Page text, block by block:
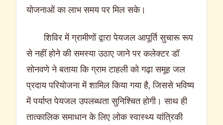
योजनाओं का लाभ समय पर मिल सके।
शिविर में ग्रामीणों द्वारा पेयजल आपूर्ति सुचारू रूप
से नहीं होने की समस्या उठाए जाने पर कलेक्टर डॉ
सोनवणे ने बताया कि ग्राम टाहली को गढ़ा समूह जल
प्रदाय परियोजना में शामिल किया गया है, जिससे भविष्य
में पर्याप्त पेयजल उपलब्धता सुनिश्चित होगी। साथ ही
तात्कालिक समाधान के लिए लोक स्वास्थ्य यांत्रिकी